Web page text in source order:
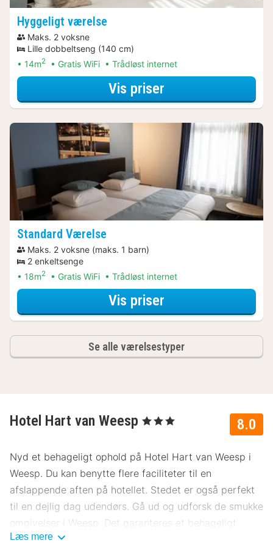
Hyggeligt værelse
Maks. 2 voksne
Lille dobbeltseng (140 cm)
14m2 Gratis WiFi Trådløst internet
Vis priser
Standard Værelse
Maks. 2 voksne (maks. 1 barn)
2 enkeltsenge
18m2 Gratis WiFi Trådløst internet
Vis priser
Se alle værelsestyper
8.0
Hotel Hart van Weesp , 3 Stjerner
Nyd et behageligt ophold på Hotel Hart van Weesp i
Weesp. Du kan benytte flere faciliteter til en
afslappende aften på hotellet. Stedet er også perfekt
til en dejlig dag udendørs. Gå ud og udforsk de smukke
omgivelser i Weesp. Det garanteres et behageligt
ophold på Hotel Hart van Weesp.
Læs mere